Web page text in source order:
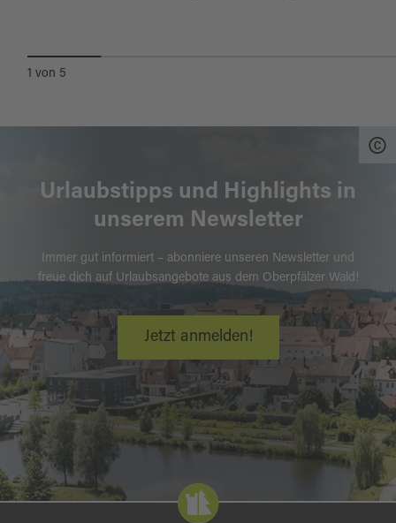
1 von 5
Urlaubstipps und Highlights in
unserem Newsletter
Immer gut informiert – abonniere unseren Newsletter und
freue dich auf Urlaubsangebote aus dem Oberpfälzer Wald!
Jetzt anmelden!